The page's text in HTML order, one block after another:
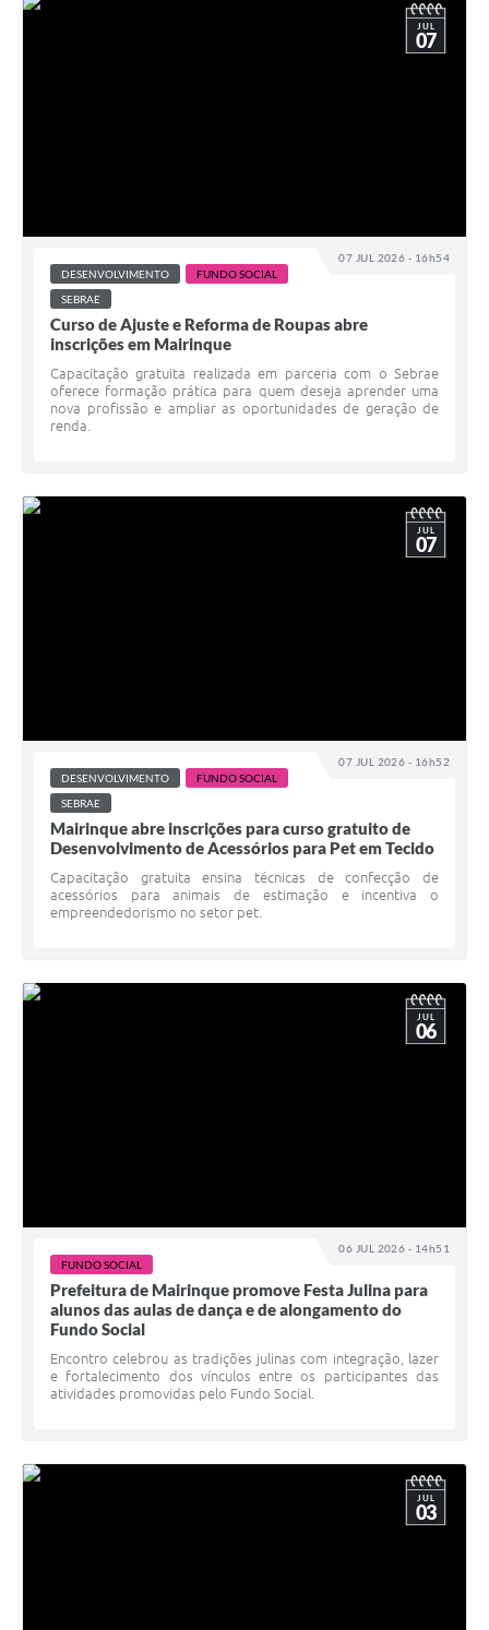
07 JUL 2026 - 16h54
JUL
07
DESENVOLVIMENTO
FUNDO SOCIAL
SEBRAE
Curso de Ajuste e Reforma de Roupas abre
inscrições em Mairinque
Capacitação gratuita realizada em parceria com o Sebrae
oferece formação prática para quem deseja aprender uma
nova profissão e ampliar as oportunidades de geração de
renda.
07 JUL 2026 - 16h52
JUL
07
DESENVOLVIMENTO
FUNDO SOCIAL
SEBRAE
Mairinque abre inscrições para curso gratuito de
Desenvolvimento de Acessórios para Pet em Tecido
Capacitação gratuita ensina técnicas de confecção de
acessórios para animais de estimação e incentiva o
empreendedorismo no setor pet.
06 JUL 2026 - 14h51
JUL
06
FUNDO SOCIAL
Prefeitura de Mairinque promove Festa Julina para
alunos das aulas de dança e de alongamento do
Fundo Social
Encontro celebrou as tradições julinas com integração, lazer
e fortalecimento dos vínculos entre os participantes das
atividades promovidas pelo Fundo Social.
JUL
03